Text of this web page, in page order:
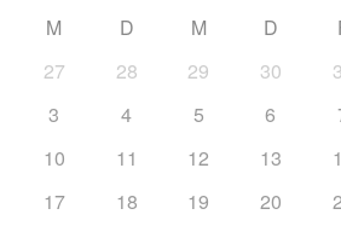
M D M D
27
28 29 30
3
4 5 6
10
11 12 13
17
18 19 20